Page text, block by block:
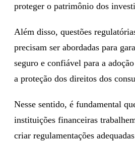
proteger o patrimônio dos
Além disso, questões
precisam ser abordadas para
seguro e confiável para a
a proteção dos direitos dos
Nesse sentido, é fundamental
instituições financeiras
criar regulamentações